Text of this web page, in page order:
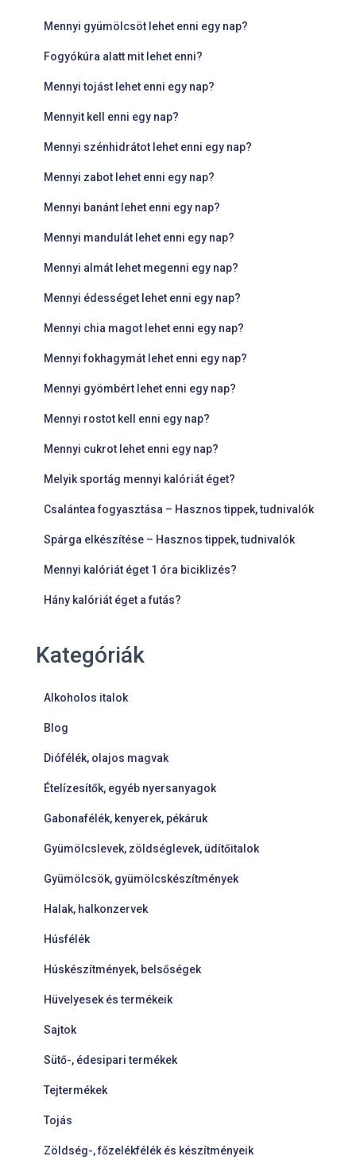
Mennyi gyümölcsöt lehet enni egy nap?
Fogyókúra alatt mit lehet enni?
Mennyi tojást lehet enni egy nap?
Mennyit kell enni egy nap?
Mennyi szénhidrátot lehet enni egy nap?
Mennyi zabot lehet enni egy nap?
Mennyi banánt lehet enni egy nap?
Mennyi mandulát lehet enni egy nap?
Mennyi almát lehet megenni egy nap?
Mennyi édességet lehet enni egy nap?
Mennyi chia magot lehet enni egy nap?
Mennyi fokhagymát lehet enni egy nap?
Mennyi gyömbért lehet enni egy nap?
Mennyi rostot kell enni egy nap?
Mennyi cukrot lehet enni egy nap?
Melyik sportág mennyi kalóriát éget?
Csalántea fogyasztása – Hasznos tippek, tudnivalók
Spárga elkészítése – Hasznos tippek, tudnivalók
Mennyi kalóriát éget 1 óra biciklizés?
Hány kalóriát éget a futás?
Kategóriák
Alkoholos italok
Blog
Diófélék, olajos magvak
Ételízesítők, egyéb nyersanyagok
Gabonafélék, kenyerek, pékáruk
Gyümölcslevek, zöldséglevek, üdítőitalok
Gyümölcsök, gyümölcskészítmények
Halak, halkonzervek
Húsfélék
Húskészítmények, belsőségek
Hüvelyesek és termékeik
Sajtok
Sütő-, édesipari termékek
Tejtermékek
Tojás
Zöldség-, főzelékfélék és készítményeik